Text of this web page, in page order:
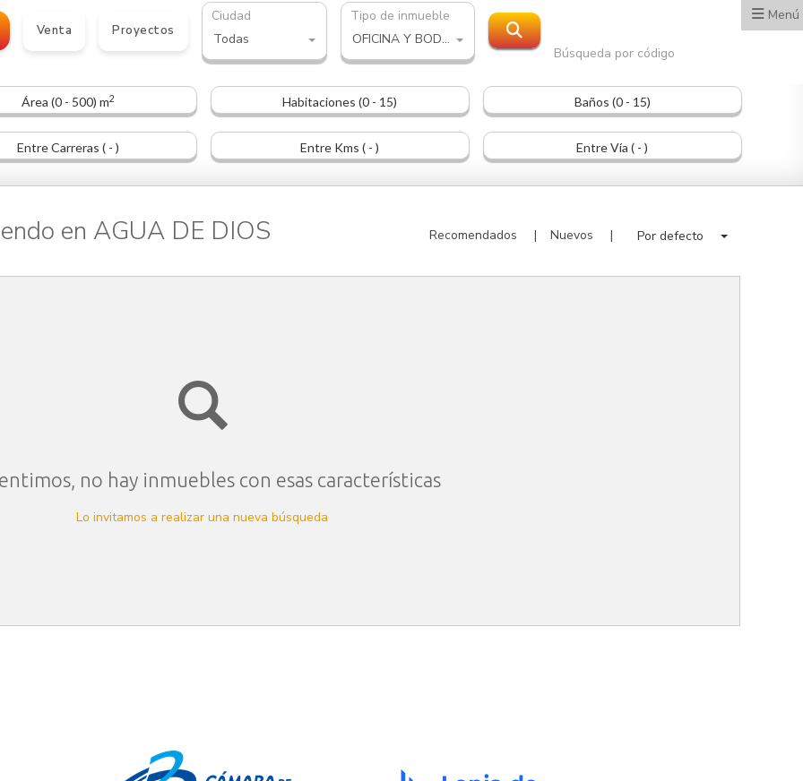
Menú
Venta Proyectos
Ciudad
Todas
Tipo de inmueble
OFICINA Y BODEGA
Búsqueda por código
Área (0 - 500) m2 Habitaciones (0 - 15) Baños (0 - 15)
Entre Carreras ( - ) Entre Kms ( - ) Entre Vía ( - )
en AGUA DE DIOS Recomendados Nuevos Por defecto
no hay inmuebles con esas características
Lo invitamos a realizar una nueva búsqueda